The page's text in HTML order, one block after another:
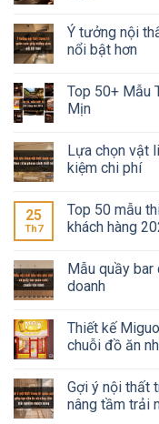
Ý tưởng nội
nổi bật hơn
Top 50+ Mẫu
Mịn
Lựa chọn vật
kiệm chi phí
25
Th7
Top 50 mẫu
khách hàng
Mẫu quầy bar
doanh
Thiết kế
chuỗi đồ ăn
Gợi ý nội thất
nâng tầm trải